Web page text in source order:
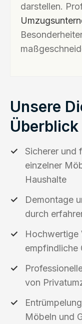
darstellen.
Unsere
Überblick
Sicherer und
einzelner
Haushalte
Demontage
durch
Hochwertige
empfindliche
von
Möbeln und